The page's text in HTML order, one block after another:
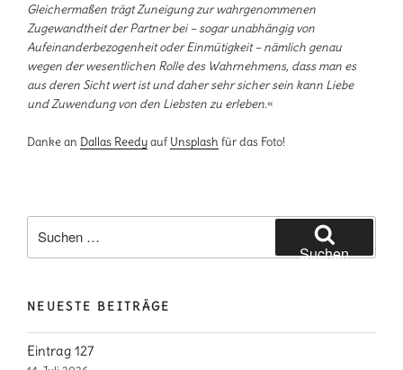
Gleichermaßen trägt Zuneigung zur wahrgenommenen
Zugewandtheit der Partner bei – sogar unabhängig von
Aufeinanderbezogenheit oder Einmütigkeit – nämlich genau
wegen der wesentlichen Rolle des Wahrnehmens, dass man es
aus deren Sicht wert ist und daher sehr sicher sein kann Liebe
und Zuwendung von den Liebsten zu erleben.«
Danke an Dallas ReedyaufUnsplash für das Foto!
nach:
Suchen
NEUESTE BEITRÄGE
Eintrag 127